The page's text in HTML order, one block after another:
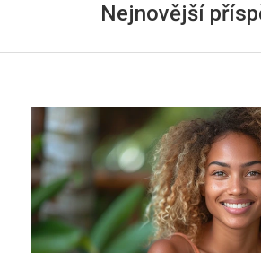
Nejnovější